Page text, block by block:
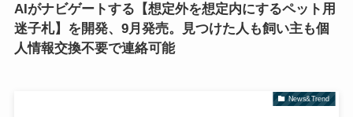
AIがナビゲートする【想定外を想定内にするペット用
迷子札】を開発、9月発売。見つけた人も飼い主も個
人情報交換不要で連絡可能
News&Trend